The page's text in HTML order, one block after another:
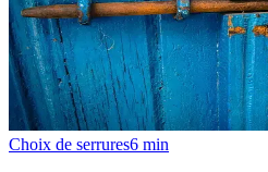
Choix de serrures6 min